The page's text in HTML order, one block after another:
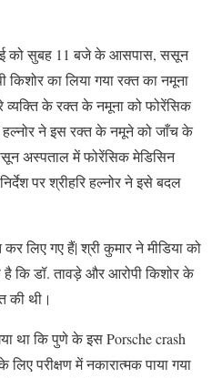
को सुबह 11 बजे के आसपास, ससून
का लिया गया रक्त का नमूना
के रक्त के नमूना को फोरेंसिक
ने इस रक्त के नमूने को जाँच के
अस्पताल में फोरेंसिक मेडिसिन
पर श्रीहरि हल्नोर ने इसे बदल
लिए गए हैं| श्री कुमार ने मीडिया को
है कि डॉ. तावड़े और आरोपी किशोर के
की थी।
था कि पुणे के इस Porsche crash
परीक्षण में नकारात्मक पाया गया